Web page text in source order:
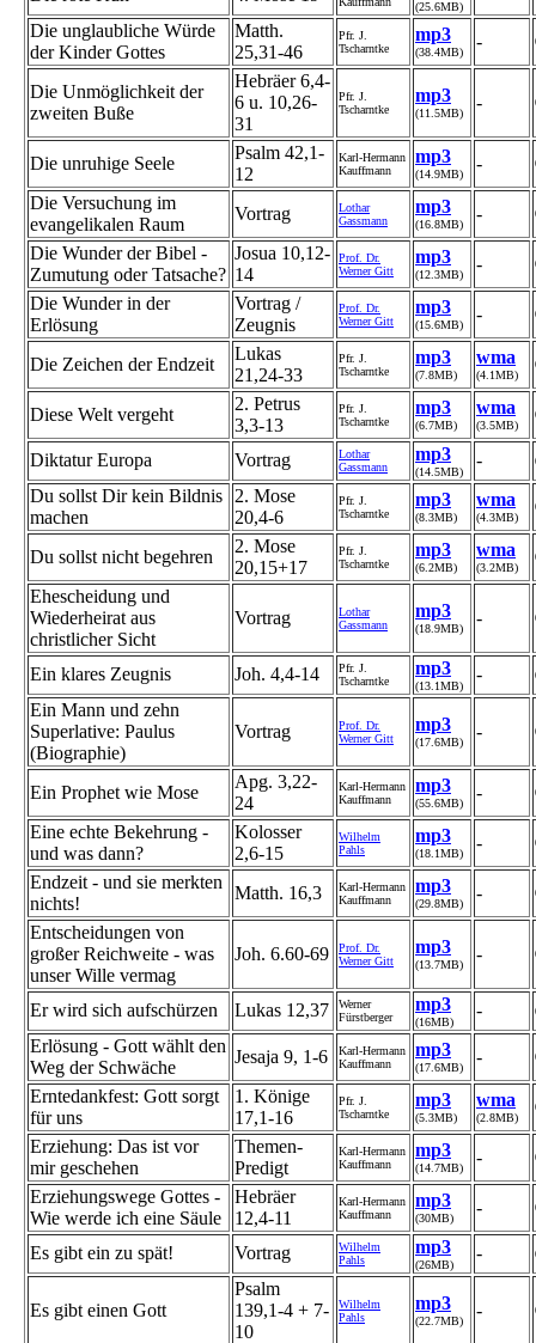
(25.6MB)
Die unglaubliche Würde
der Kinder Gottes
Matth.
25,31-46
Pfr. J.
Tscharntke
mp3
(38.4MB)
-
Die Unmöglichkeit der
zweiten Buße
Hebräer 6,4-
6 u. 10,26-
31
Pfr. J.
Tscharntke
mp3
(11.5MB)
-
Die unruhige Seele
Psalm 42,1-
12
Karl-Hermann
Kauffmann
mp3
(14.9MB)
-
Die Versuchung im
evangelikalen Raum
Vortrag
Lothar
Gassmann
mp3
(16.8MB)
-
Die Wunder der Bibel -
Zumutung oder Tatsache?
Josua 10,12-
14
Prof. Dr.
Werner Gitt
mp3
(12.3MB)
-
Die Wunder in der
Erlösung
Vortrag /
Zeugnis
Prof. Dr.
Werner Gitt
mp3
(15.6MB)
-
Die Zeichen der Endzeit
Lukas
21,24-33
Pfr. J.
Tscharntke
mp3
(7.8MB)
wma
(4.1MB)
Diese Welt vergeht
2. Petrus
3,3-13
Pfr. J.
Tscharntke
mp3
(6.7MB)
wma
(3.5MB)
Diktatur Europa Vortrag
Lothar
Gassmann
mp3
(14.5MB)
-
Du sollst Dir kein Bildnis
machen
2. Mose
20,4-6
Pfr. J.
Tscharntke
mp3
(8.3MB)
wma
(4.3MB)
Du sollst nicht begehren
2. Mose
20,15+17
Pfr. J.
Tscharntke
mp3
(6.2MB)
wma
(3.2MB)
Ehescheidung und
Wiederheirat aus
christlicher Sicht
Vortrag
Lothar
Gassmann
mp3
(18.9MB)
-
Ein klares Zeugnis Joh. 4,4-14
Pfr. J.
Tscharntke
mp3
(13.1MB)
-
Ein Mann und zehn
Superlative: Paulus
(Biographie)
Vortrag
Prof. Dr.
Werner Gitt
mp3
(17.6MB)
-
Ein Prophet wie Mose
Apg. 3,22-
24
Karl-Hermann
Kauffmann
mp3
(55.6MB)
-
Eine echte Bekehrung -
und was dann?
Kolosser
2,6-15
Wilhelm
Pahls
mp3
(18.1MB)
-
Endzeit - und sie merkten
nichts!
Matth. 16,3
Karl-Hermann
Kauffmann
mp3
(29.8MB)
-
Entscheidungen von
großer Reichweite - was
unser Wille vermag
Joh. 6.60-69
Prof. Dr.
Werner Gitt
mp3
(13.7MB)
-
Er wird sich aufschürzen Lukas 12,37
Werner
Fürstberger
mp3
(16MB)
-
Erlösung - Gott wählt den
Weg der Schwäche
Jesaja 9, 1-6
Karl-Hermann
Kauffmann
mp3
(17.6MB)
-
Erntedankfest: Gott sorgt
für uns
1. Könige
17,1-16
Pfr. J.
Tscharntke
mp3
(5.3MB)
wma
(2.8MB)
Erziehung: Das ist vor
mir geschehen
Themen-
Predigt
Karl-Hermann
Kauffmann
mp3
(14.7MB)
-
Erziehungswege Gottes -
Wie werde ich eine Säule
Hebräer
12,4-11
Karl-Hermann
Kauffmann
mp3
(30MB)
-
Es gibt ein zu spät! Vortrag
Wilhelm
Pahls
mp3
(26MB)
-
Es gibt einen Gott
Psalm
139,1-4 + 7-
10
Wilhelm
Pahls
mp3
(22.7MB)
-